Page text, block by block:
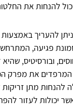
להנחות את
להעריך
פגיעה,
ובורסיטיס,
המרפדים את מפרק
להנחות מתן
יכולות לעזור